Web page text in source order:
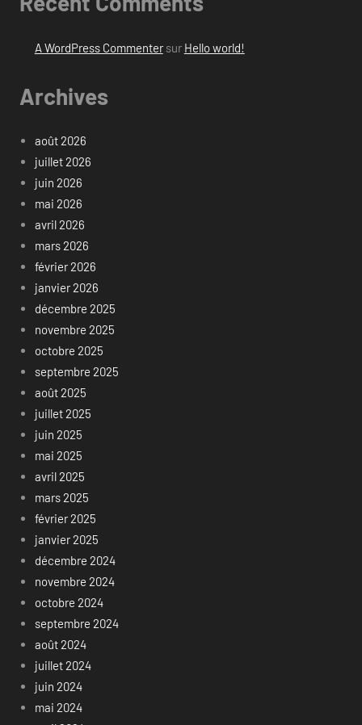
A WordPress Commentersur Hello world!
Archives
août 2026
juillet 2026
juin 2026
mai 2026
avril 2026
mars 2026
février 2026
janvier 2026
décembre 2025
novembre 2025
octobre 2025
septembre 2025
août 2025
juillet 2025
juin 2025
mai 2025
avril 2025
mars 2025
février 2025
janvier 2025
décembre 2024
novembre 2024
octobre 2024
septembre 2024
août 2024
juillet 2024
juin 2024
mai 2024